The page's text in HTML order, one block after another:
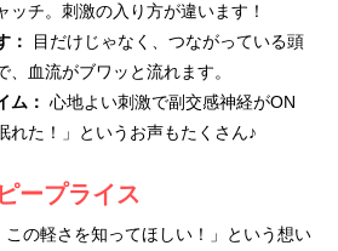
ッチ。刺激の入り方が違います！
：
目だけじゃなく、つながっている頭
、血流がブワッと流れます。
ム： 心地よい刺激で副交感神経がON
れた！」というお声もたくさん♪
ープライス
この軽さを知ってほしい！」という想い